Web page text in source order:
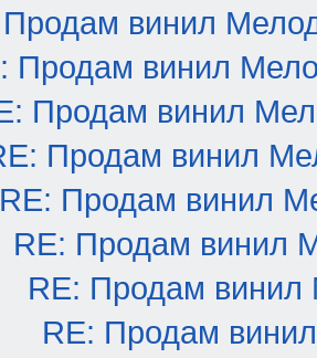
Продам винил
Продам винил
Продам винил
Продам винил
RE: Продам винил
RE: Продам винил
RE: Продам винил
RE: Продам